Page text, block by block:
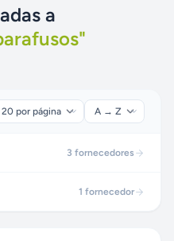
a
"
3 fornecedores
1 fornecedor